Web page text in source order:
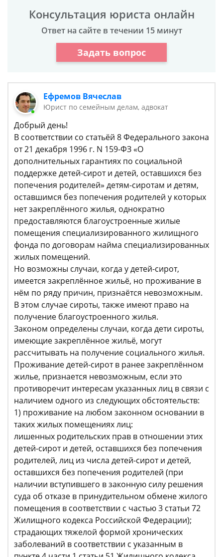
Консультация юриста онлайн
Ответ на сайте в течении 15 минут
Задать вопрос
Ефремов Вячеслав
Юрист по семейным делам, адвокат
Добрый день!
В соответствии со статьёй 8 Федерального закона
от 21 декабря 1996 г. N 159-ФЗ «О
дополнительных гарантиях по социальной
поддержке детей-сирот и детей, оставшихся без
попечения родителей» детям-сиротам и детям,
оставшимся без попечения родителей у которых
нет закреплённого жилья, однократно
предоставляются благоустроенные жилые
помещения специализированного жилищного
фонда по договорам найма специализированных
жилых помещений.
Но возможны случаи, когда у детей-сирот,
имеется закреплённое жильё, но проживание в
нём по ряду причин, признаётся невозможным.
В этом случае сироты, также имеют право на
получение благоустроенного жилья.
Законом определены случаи, когда дети сироты,
имеющие закреплённое жильё, могут
рассчитывать на получение социального жилья.
Проживание детей-сирот в ранее закреплённом
жилье, признается невозможным, если это
противоречит интересам указанных лиц в связи с
наличием одного из следующих обстоятельств:
1) проживание на любом законном основании в
таких жилых помещениях лиц:
лишенных родительских прав в отношении этих
детей-сирот и детей, оставшихся без попечения
родителей, лиц из числа детей-сирот и детей,
оставшихся без попечения родителей (при
наличии вступившего в законную силу решения
суда об отказе в принудительном обмене жилого
помещения в соответствии с частью 3 статьи 72
Жилищного кодекса Российской Федерации);
страдающих тяжелой формой хронических
заболеваний в соответствии с указанным в